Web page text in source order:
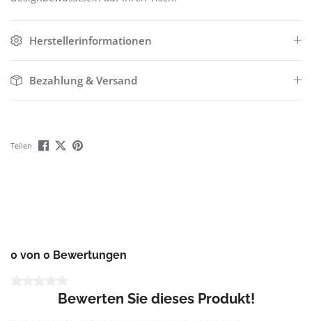
Herstellerinformationen
Bezahlung & Versand
Teilen
0 von 0 Bewertungen
Bewerten Sie dieses Produkt!